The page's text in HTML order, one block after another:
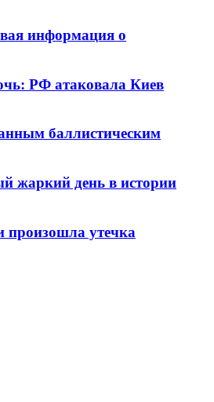
информация о
РФ атаковала Киев
баллистическим
жаркий день в истории
произошла утечка